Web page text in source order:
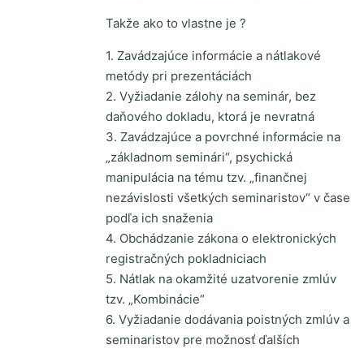
Takže ako to vlastne je ?
1. Zavádzajúce informácie a nátlakové
metódy pri prezentáciách
2. Vyžiadanie zálohy na seminár, bez
daňového dokladu, ktorá je nevratná
3. Zavádzajúce a povrchné informácie na
„základnom seminári“, psychická
manipulácia na tému tzv. „finančnej
nezávislosti všetkých seminaristov“ v čase
podľa ich snaženia
4. Obchádzanie zákona o elektronických
registračných pokladniciach
5. Nátlak na okamžité uzatvorenie zmlúv
tzv. „Kombinácie“
6. Vyžiadanie dodávania poistných zmlúv a
seminaristov pre možnosť ďalších